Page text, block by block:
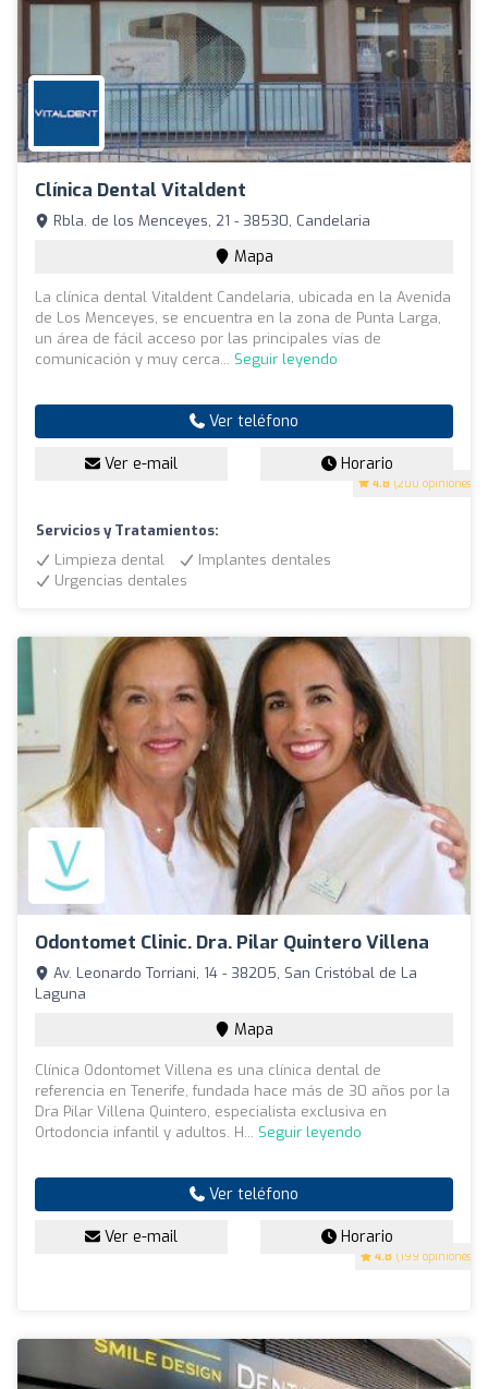
Clínica Dental Vitaldent
4.8 (200 opiniones)
Rbla. de los Menceyes, 21 - 38530, Candelaria
Mapa
La clínica dental Vitaldent Candelaria, ubicada en la Avenida
de Los Menceyes, se encuentra en la zona de Punta Larga,
un área de fácil acceso por las principales vías de
comunicación y muy cerca... Seguir leyendo
Ver teléfono
Ver e-mail Horario
Servicios y Tratamientos:
Limpieza dental
Implantes dentales
Urgencias dentales
Odontomet Clinic. Dra. Pilar Quintero Villena
4.8 (199 opiniones)
Av. Leonardo Torriani, 14 - 38205, San Cristóbal de La
Laguna
Mapa
Clínica Odontomet Villena es una clínica dental de
referencia en Tenerife, fundada hace más de 30 años por la
Dra Pilar Villena Quintero, especialista exclusiva en
Ortodoncia infantil y adultos. H... Seguir leyendo
Ver teléfono
Ver e-mail Horario